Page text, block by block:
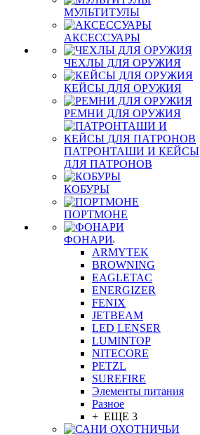
МУЛЬТИТУЛЫ
АКСЕССУАРЫ
ЧЕХЛЫ ДЛЯ ОРУЖИЯ
КЕЙСЫ ДЛЯ ОРУЖИЯ
РЕМНИ ДЛЯ ОРУЖИЯ
ПАТРОНТАШИ И КЕЙСЫ
ДЛЯ ПАТРОНОВ
КОБУРЫ
ПОРТМОНЕ
ФОНАРИ
ARMYTEK
BROWNING
EAGLETAC
ENERGIZER
FENIX
JETBEAM
LED LENSER
LUMINTOP
NITECORE
PETZL
SUREFIRE
Элементы питания
Разное
+ ЕЩЕ 3